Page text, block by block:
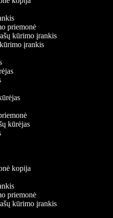
priemonė
kūrimo įrankis
įrankis
kūrėjas
kopija
priemonė
kūrimo įrankis